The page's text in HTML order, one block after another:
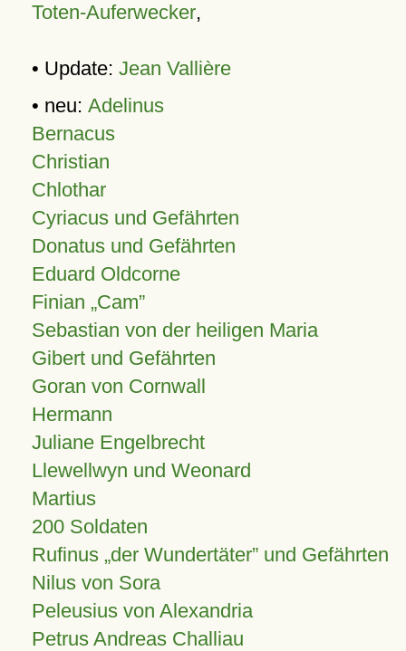
Toten-Auferwecker,
• Update: Jean Vallière
• neu: Adelinus
Bernacus
Christian
Chlothar
Cyriacus und Gefährten
Donatus und Gefährten
Eduard Oldcorne
Finian Cam
Sebastian von der heiligen Maria
Gibert und Gefährten
Goran von Cornwall
Hermann
Juliane Engelbrecht
Llewellwyn und Weonard
Martius
200 Soldaten
Rufinus „der Wundertäter” und Gefährten
Nilus von Sora
Peleusius von Alexandria
Petrus Andreas Challiau